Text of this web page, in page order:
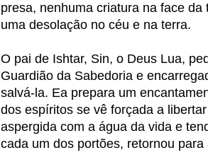
presa, nenhuma criatura na face
uma desolação no céu e na terra.
O pai de Ishtar, Sin, o Deus Lua,
Guardião da Sabedoria e
salvá-la. Ea prepara um
dos espíritos se vê forçada a
aspergida com a água da vida e
cada um dos portões, retornou para